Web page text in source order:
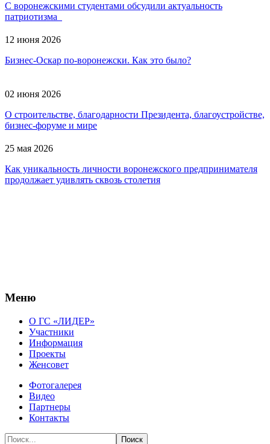
С воронежскими студентами обсудили актуальность
патриотизма
12 июня 2026
Бизнес-Оскар по-воронежски. Как это было?
02 июня 2026
О строительстве, благодарности Президента, благоустройстве,
бизнес-форуме и мире
25 мая 2026
Как уникальность личности воронежского предпринимателя
продолжает удивлять сквозь столетия
Меню
О ГС «ЛИДЕР»
Участники
Информация
Проекты
Женсовет
Фотогалерея
Видео
Партнеры
Контакты